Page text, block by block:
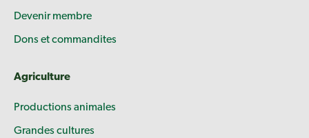
Devenir membre
Dons et commandites
Agriculture
Productions animales
Grandes cultures